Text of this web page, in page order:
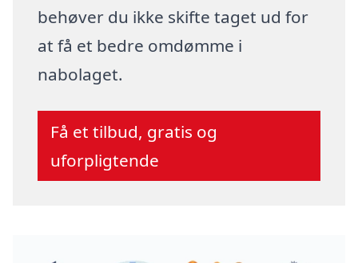
behøver du ikke skifte taget ud for
at få et bedre omdømme i
nabolaget.
Få et tilbud, gratis og
uforpligtende